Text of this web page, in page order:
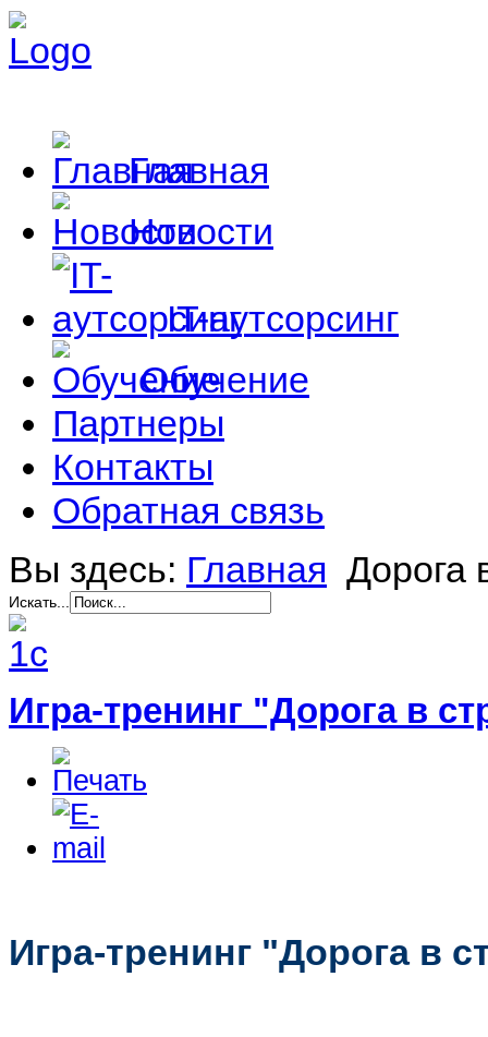
Главная
Новости
IT-аутсорсинг
Обучение
Партнеры
Контакты
Обратная связь
Вы здесь: Главная Дорога
Искать...
Игра-тренинг "Дорога в
Игра-тренинг "Дорога в